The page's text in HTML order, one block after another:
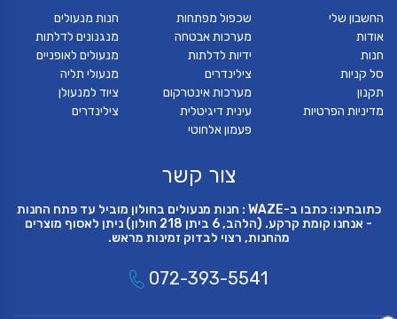
החשבון שלי
אודות
חנות
סל קניות
תקנון
מדיניות הפרטיות
שכפול מפתחות
מערכות אבטחה
ידיות לדלתות
צילינדרים
מערכות אינטרקום
עינית דיגיטלית
פעמון אלחוטי
חנות מנעולים
מנגנונים לדלתות
מנעולים לאופניים
מנעולי תליה
ציוד למנעולן
צילינדרים
צור קשר
כתובתינו: כתבו ב-WAZE : חנות מנעולים בחולון מוביל עד פתח החנות
- אנחנו קומת קרקע. (הלהב, 6 ביתן 218 חולון) ניתן לאסוף מוצרים
מהחנות, רצוי לבדוק זמינות מראש.
072-393-5541